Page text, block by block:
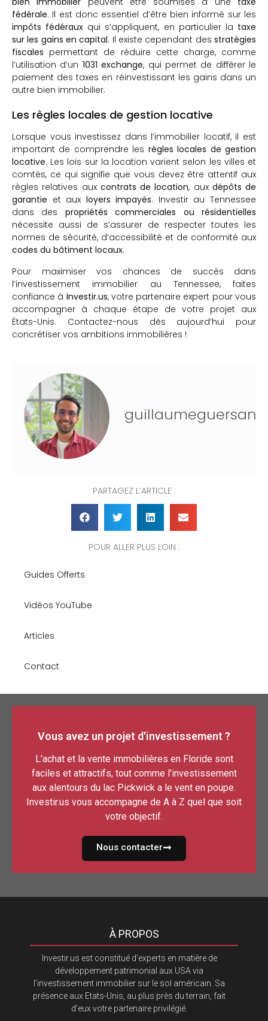
fédérale. Il est donc essentiel d’être bien informé sur les
impôts fédéraux qui s’appliquent, en particulier la taxe
sur les gains en capital. Il existe cependant desstratégies
fiscales permettant de réduire cette charge, comme
l’utilisation d’un 1031 exchange, qui permet de différer le
paiement des taxes en réinvestissant les gains dans un
autre bien immobilier.
Les règles locales de gestion locative
Lorsque vous investissez dans l’immobilier locatif, il est
important de comprendre les règles locales de gestion
locative. Les lois sur la location varient selon les villes et
comtés, ce qui signifie que vous devez être attentif aux
règles relatives aux contrats de location, aux dépôts de
garantie et aux loyers impayés. Investir au Tennessee
dans des propriétés commerciales ou résidentielles
nécessite aussi de s’assurer de respecter toutes les
normes de sécurité, d’accessibilité et de conformité aux
codes du bâtiment locaux.
Pour maximiser vos chances de succès dans
l’investissement immobilier au Tennessee, faites
confiance à Investir.us, votre partenaire expert pour vous
accompagner à chaque étape de votre projet aux
États-Unis. Contactez-nous dès aujourd’hui pour
concrétiser vos ambitions immobilières !
guillaumeguersan
PARTAGEZ L’ARTICLE :
POUR ALLER PLUS LOIN :
Guides Offerts
Vidéos YouTube
Articles
Contact
Vous avez un projet d'investissement ?
L'achat et la vente immobilières en Floride sont
faciles et attractifs, tout comme l'investissement
aux alentours du lac Pickwick a le vent en poupe.
Investir.us vous accompagne de A à Z quel que soit
votre objectif.
Nous contacter
À PROPOS
Investir.us est constitué d’experts en matière de
développement patrimonial aux USA via
l’investissement immobilier sur le sol américain. Sa
présence aux Etats-Unis, au plus près du terrain, fait
d’eux votre partenaire privilégié.